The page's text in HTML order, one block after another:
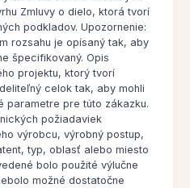
Zmluvy o dielo, ktorá tvorí
podkladov. Upozornenie:
rozsahu je opísaný tak, aby
špecifikovaný. Opis
projektu, ktorý tvorí
celok tak, aby mohli
parametre pre túto zákazku.
požiadaviek
výrobcu, výrobný postup,
typ, oblasť alebo miesto
bolo použité výlučne
možné dostatočne